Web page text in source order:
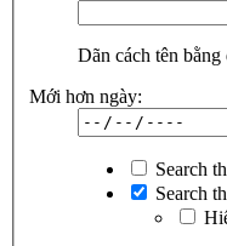
Dãn cách tên bằng
Mới hơn ngày:
Search
Search